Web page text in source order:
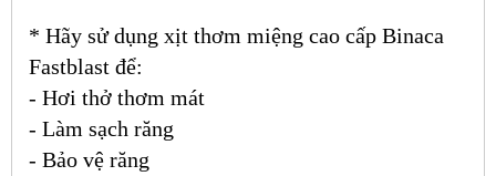
* Hãy sử dụng xịt thơm miệng cao cấp Binaca
Fastblast để:
- Hơi thở thơm mát
- Làm sạch răng
- Bảo vệ răng